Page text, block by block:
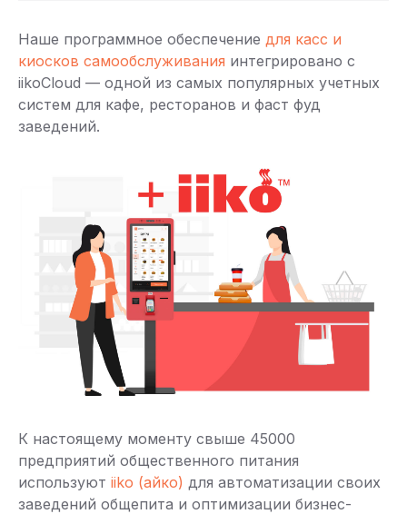
Наше программное обеспечение для касс и
киосков самообслуживания интегрировано с
iikoCloud — одной из самых популярных учетных
систем для кафе, ресторанов и фаст фуд
заведений.
К настоящему моменту свыше 45000
предприятий общественного питания
используют iiko (айко) для автоматизации своих
заведений общепита и оптимизации бизнес-